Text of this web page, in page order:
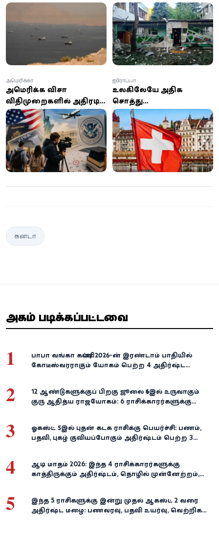
ஈரான் மோதல் தீவிரம் -
குறிவைத்து பதிலடி
தாக்குதல்
உயிரிழப்பு, 50-க்கும்
மேற்பட்டோர் காயம்
அமெரிக்க விசா
விதிமுறைகளில் அதிரடி
மாற்றம்: வெளிநாட்டு
மாணவர்கள் மற்றும்
ஊடகவியலாளர்களுக்கு
புதிய கட்டுப்பாடுகள்
அமெரிக்கா
உலகிலேயே அதிக
சொத்து
வைத்திருப்பவர்கள் யார்?
முதல் இடத்தில் இந்த
நாட்டின் மக்கள்!
ஐரோப்பா
கனடா
அதிகம் படிக்கப்பட்டவை
1
பாபா வங்கா கணிப்பு: 2026-ன் இரண்டாம் பாதியில்
கோடீஸ்வரராகும் யோகம் பெற்ற 4 அதிர்ஷ்ட
2
12 ஆண்டுகளுக்குப் பிறகு ஜூலை 16இல் உருவாகும்
குரு ஆதித்ய ராஜயோகம்: 6 ராசிக்காரர்களுக்கு
3
ஓகஸ்ட் 5இல் புதன் கடக ராசிக்கு பெயர்ச்சி: பணம்,
பதவி, புகழ் குவியப்போகும் அதிர்ஷ்டம் பெற்ற 3
4
ஆடி மாதம் 2026: இந்த 4 ராசிக்காரர்களுக்கு
காத்திருக்கும் அதிர்ஷ்டம், தொழில் முன்னேற்றம்,
5
இந்த 5 ராசிகளுக்கு இன்று முதல் ஆகஸ்ட் 2 வரை
அதிர்ஷ்ட மழை: பணவரவு, பதவி உயர்வு, வெற்றிகள்